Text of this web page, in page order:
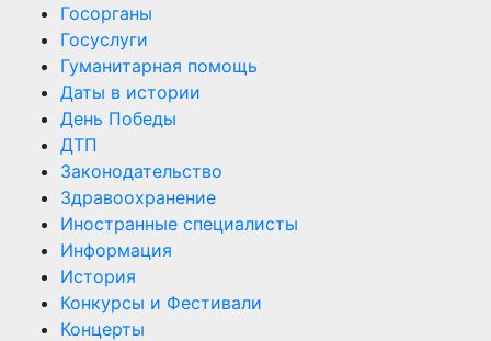
Госорганы
Госуслуги
Гуманитарная помощь
Даты в истории
День Победы
ДТП
Законодательство
Здравоохранение
Иностранные специалисты
Информация
История
Конкурсы и Фестивали
Концерты